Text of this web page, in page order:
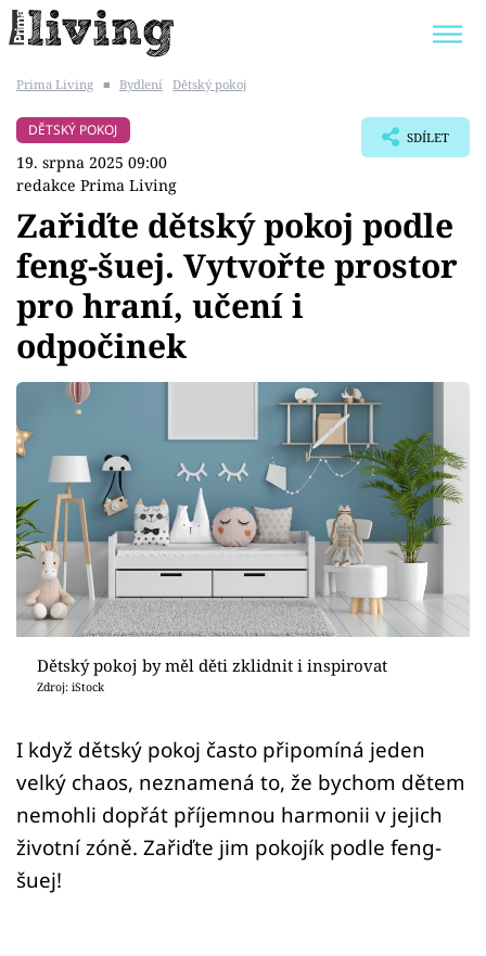
BYDLENÍ SLAVNÝCH
Témata
Bydlení
Zahrada
Sledujte prima+
Přihlášení
Sledujte nás
Prima Living ■ Bydlení Dětský pokoj
DĚTSKÝ POKOJ
19. srpna 2025 09:00
redakce Prima Living
SDÍLET
Zařiďte dětský pokoj podle
feng-šuej. Vytvořte prostor
pro hraní, učení i
odpočinek
Dětský pokoj by měl děti zklidnit i inspirovat
Zdroj: iStock
I když dětský pokoj často připomíná jeden
velký chaos, neznamená to, že bychom dětem
nemohli dopřát příjemnou harmonii v jejich
životní zóně. Zařiďte jim pokojík podle feng-
šuej!